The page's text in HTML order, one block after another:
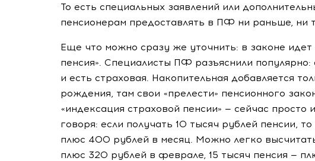
То есть специальных заявлений или
пенсионерам предоставлять в ПФ ни раньше, ни
Еще что можно сразу же уточнить: в законе
пенсия». Специалисты ПФ разъяснили популярно:
и есть страховая. Накопительная добавляется
рождения, там свои «прелести» пенсионного
«индексация страховой пенсии» — сейчас
говоря: если получать 10 тысяч рублей пенсии,
плюс 400 рублей в месяц. Можно легко
плюс 320 рублей в феврале, 15 тысяч пенсия —